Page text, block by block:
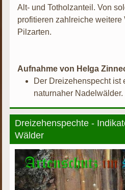
Alt- und Totholzanteil. Von
profitieren zahlreiche weitere
Pilzarten.
Aufnahme von Helga
Der Dreizehenspecht ist
naturnaher Nadelwälder.
Dreizehenspechte -
Wälder